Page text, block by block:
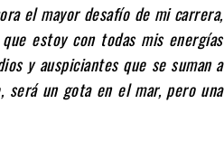
el mayor desafío de mi carrera,
estoy con todas mis energías
y auspiciantes que se suman a
un gota en el mar, pero una